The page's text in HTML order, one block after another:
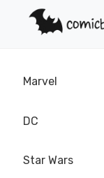
Marvel
DC
Star Wars